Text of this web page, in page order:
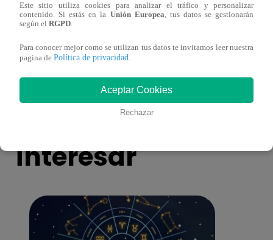
Valentina Valiente capítulo 43: ¡Dolores
toma una difícil decisión por el futuro de
También te puede
interesar
Este sitio utiliza cookies para analizar el tráfico y personalizar
contenido. Si estás en la Unión Europea , tus datos se gestionarán
según el RGPD
Para conocer mejor como se utilizan tus datos te invitamos leer nuestra
pagina de Política de privacidad
Aceptar Cookies
Rechazar